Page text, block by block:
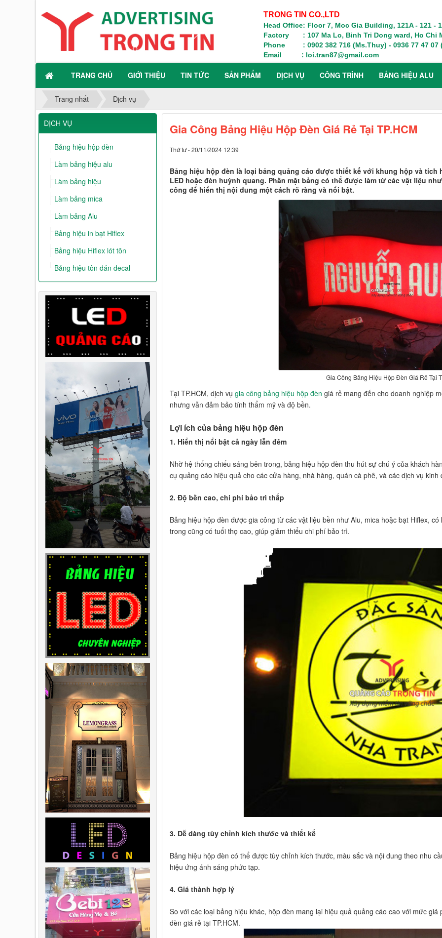
TRONG TIN CO.,LTD
Head Office: Floor 7, Moc Gia Building, 121A - 121 -
Factory : 107 Ma Lo, Binh Tri Dong ward, Ho Chi
Phone : 0902 382 716 (Ms.Thuy) - 0936 77 47 07
Email : loi.tran87@gmail.com
TRANG CHỦ GIỚI THIỆU TIN TỨC SẢN PHẨM DỊCH VỤ CÔNG TRÌNH BẢNG HIỆU ALU
Trang nhất Dịch vụ
Gia Công Bảng Hiệu Hộp Đèn Giá Rẻ Tại TP.HCM
Thứ tư - 20/11/2024 12:39
Bảng hiệu hộp đèn là loại bảng quảng cáo được thiết kế với khung hộp và
LED hoặc đèn huỳnh quang. Phần mặt bảng có thể được làm từ các vật liệu
công để hiển thị nội dung một cách rõ ràng và nổi bật.
Gia Công Bảng Hiệu Hộp Đèn Giá Rẻ Tại
Tại TP.HCM, dịch vụ gia công bảng hiệu hộp đèn giá rẻ mang đến cho doanh nghiệp
nhưng vẫn đảm bảo tính thẩm mỹ và độ bền.
Lợi ích của bảng hiệu hộp đèn
1. Hiển thị nổi bật cả ngày lẫn đêm
Nhờ hệ thống chiếu sáng bên trong, bảng hiệu hộp đèn thu hút sự chú ý của khách
cụ quảng cáo hiệu quả cho các cửa hàng, nhà hàng, quán cà phê, và các dịch vụ
2. Độ bền cao, chi phí bảo trì thấp
Bảng hiệu hộp đèn được gia công từ các vật liệu bền như Alu, mica hoặc bạt Hiflex,
trong cũng có tuổi thọ cao, giúp giảm thiểu chi phí bảo trì.
3. Dễ dàng tùy chỉnh kích thước và thiết kế
Bảng hiệu hộp đèn có thể được tùy chỉnh kích thước, màu sắc và nội dung theo nhu
hiệu ứng ánh sáng phức tạp.
4. Giá thành hợp lý
So với các loại bảng hiệu khác, hộp đèn mang lại hiệu quả quảng cáo cao với mức
đèn giá rẻ tại TP.HCM.
DỊCH VỤ
Bảng hiệu hộp đèn
Làm bảng hiệu alu
Làm bảng hiệu
Làm bảng mica
Làm bảng Alu
Bảng hiệu in bạt Hiflex
Bảng hiệu Hiflex lót tôn
Bảng hiệu tôn dán decal